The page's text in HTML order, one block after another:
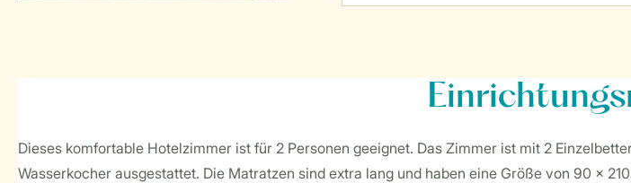
Dieses komfortable Hotelzimmer ist für 2 Personen geeignet. Das Zimmer ist mit 2
Wasserkocher ausgestattet. Die Matratzen sind extra lang und haben eine Größe von 90 x